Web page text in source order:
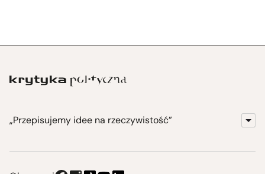
„Przepisujemy idee na rzeczywistość”